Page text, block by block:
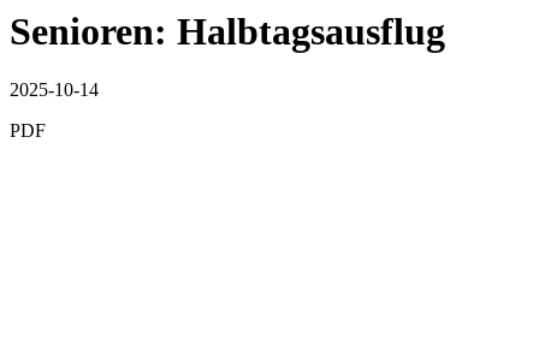
Senioren: Halbtagsausflug
2025-10-14
PDF